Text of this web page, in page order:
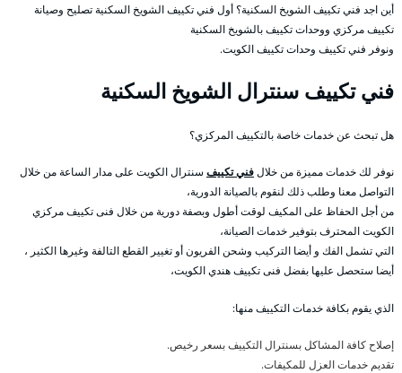
أين اجد فني تكييف الشويخ السكنية؟ أول فني تكييف الشويخ السكنية تصليح وصيانة
تكييف مركزي ووحدات تكييف بالشويخ السكنية
ونوفر فني تكييف وحدات تكييف الكويت.
فني تكييف سنترال الشويخ السكنية
هل تبحث عن خدمات خاصة بالتكييف المركزي؟
نوفر لك خدمات مميزة من خلالفني تكييف سنترال الكويت على مدار الساعة من خلال
التواصل معنا وطلب ذلك لنقوم بالصيانة الدورية،
من أجل الحفاظ على المكيف لوقت أطول وبصفة دورية من خلال فنى تكييف مركزي
الكويت المحترف بتوفير خدمات الصيانة،
التي تشمل الفك و أيضا التركيب وشحن الفريون أو تغيير القطع التالفة وغيرها الكثير ،
أيضا ستحصل عليها بفضل فنى تكييف هندي الكويت،
الذي يقوم بكافة خدمات التكييف منها:
إصلاح كافة المشاكل بسنترال التكييف بسعر رخيص.
تقديم خدمات العزل للمكيفات.